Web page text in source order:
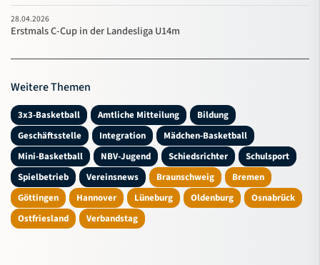
28.04.2026
Erstmals C-Cup in der Landesliga U14m
Weitere Themen
3x3-Basketball Amtliche Mitteilung
Bildung
Geschäftsstelle
Integration
Mädchen-Basketball
Mini-Basketball
NBV-Jugend Schiedsrichter
Schulsport
Spielbetrieb
Vereinsnews Braunschweig
Bremen
Göttingen
Hannover Lüneburg Oldenburg
Osnabrück
Ostfriesland
Verbandstag